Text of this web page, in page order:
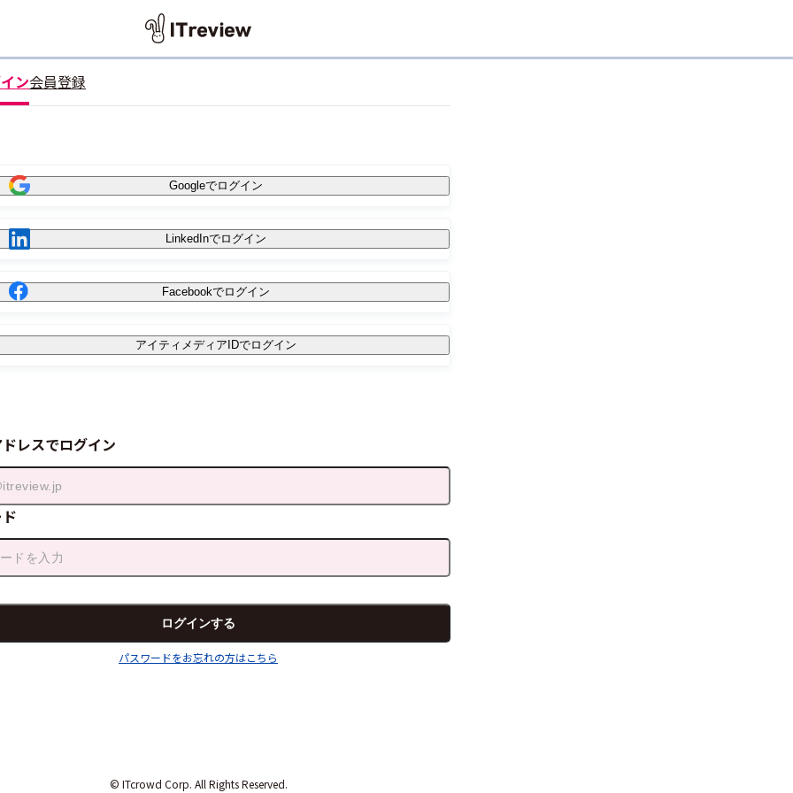
ン会員登録
Googleでログイン
LinkedInでログイン
Facebookでログイン
アイティメディアIDでログイン
レスでログイン
パスワードをお忘れの方はこちら
© ITcrowd Corp. All Rights Reserved.